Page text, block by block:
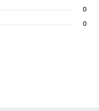
0
0